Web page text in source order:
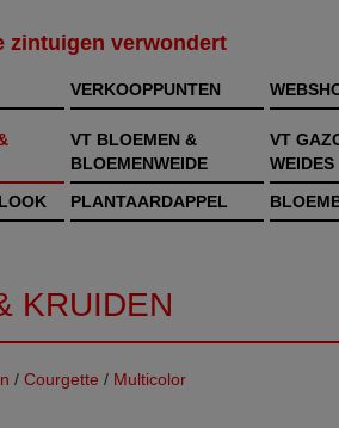
zintuigen verwondert
VERKOOPPUNTEN
VT BLOEMEN &
BLOEMENWEIDE
VT
WEIDES
PLANTAARDAPPEL
KRUIDEN
/ Courgette / Multicolor